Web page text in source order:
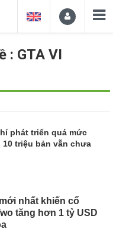
: GTA VI
phát triển quá mức
10 triệu bản vẫn chưa
nhất khiến cổ
tăng hơn 1 tỷ USD